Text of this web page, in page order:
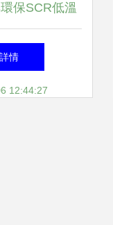
保SCR低溫
場景應用與定
案
情
12:44:27